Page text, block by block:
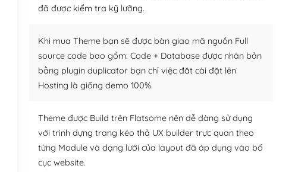
đã được kiểm tra kỹ lưỡng.
Khi mua Theme bạn sẽ được bàn giao mã nguồn Full
source code bao gồm: Code + Database được nhân bản
bằng plugin duplicator bạn chỉ việc đăt cài đặt lên
Hosting là giống demo 100%.
Theme được Build trên Flatsome nên dễ dàng sử dụng
với trình dựng trang kéo thả UX builder trực quan theo
từng Module và dạng lưới của layout đã áp dụng vào bố
cục website.